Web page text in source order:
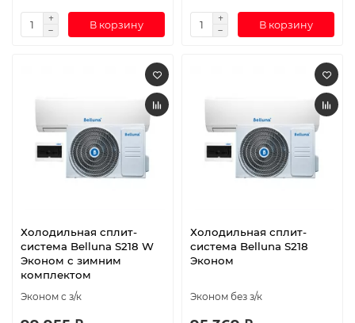
В корзину В корзину
Холодильная сплит-
система Belluna S218 W
Эконом с зимним
комплектом
Эконом с з/к
Холодильная сплит-
система Belluna S218
Эконом
Эконом без з/к